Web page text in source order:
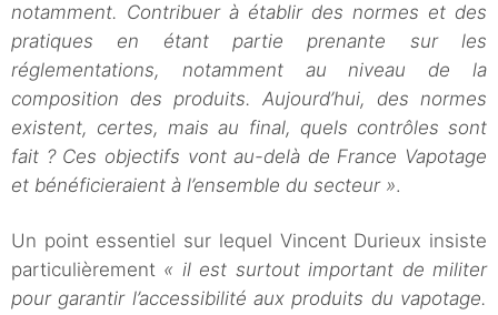
notamment. Contribuer à établir des normes et des
pratiques en étant partie prenante sur les
réglementations, notamment au niveau de la
composition des produits. Aujourd’hui, des normes
existent, certes, mais au final, quels contrôles sont
fait ? Ces objectifs vont au-delà de France Vapotage
et bénéficieraient à l’ensemble du secteur ».
Un point essentiel sur lequel Vincent Durieux insiste
particulièrement « il est surtout important de militer
pour garantir l’accessibilité aux produits du vapotage.